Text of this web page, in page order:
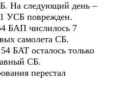
На следующий день –
УСБ поврежден.
БАП числилось 7
самолета СБ.
БАТ осталось только
СБ.
перестал